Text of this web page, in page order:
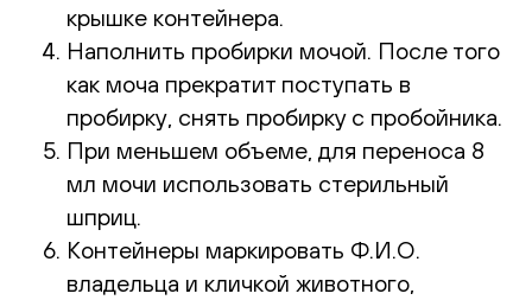
крышке контейнера.
Наполнить пробирки мочой. После того
как моча прекратит поступать в
пробирку, снять пробирку с пробойника.
При меньшем объеме, для переноса 8
мл мочи использовать стерильный
шприц.
Контейнеры маркировать Ф.И.О.
владельца и кличкой животного,